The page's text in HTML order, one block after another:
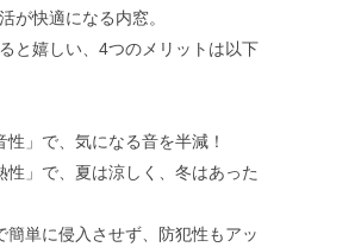
が快適になる内窓。
と嬉しい、4つのメリットは以下
性」で、気になる音を半減！
性」で、夏は涼しく、冬はあった
簡単に侵入させず、防犯性もアッ